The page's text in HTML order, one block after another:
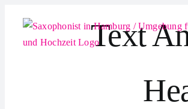
Inhalt
springen
Text